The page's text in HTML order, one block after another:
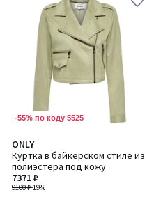
-55% по коду 5525
ONLY
Куртка в байкерском стиле из
полиэстера под кожу
9100 ₽-19%
7371 ₽